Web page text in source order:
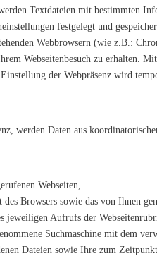
Textdateien mit bestimmten
festgelegt und
Webbrowsern (wie z.B.:
Webseitenbesuch zu erhalten.
der Webpräsenz wird
werden Daten aus
Webseiten,
Browsers sowie das von Ihnen
jeweiligen Aufrufs der
Suchmaschine mit dem
Dateien sowie Ihre zum